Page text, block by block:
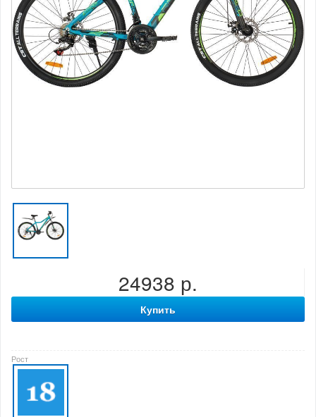
24938 р.
Купить
Рост